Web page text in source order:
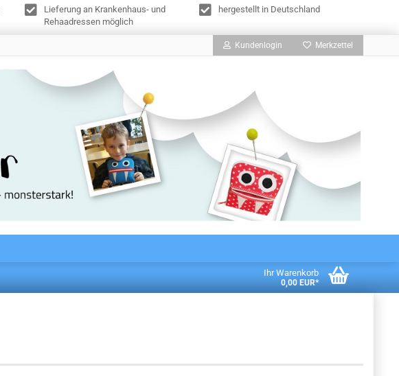
Kundenlogin Merkzettel
Ihr Warenkorb
0,00 EUR*
Lieferung an Krankenhaus- und
Rehaadressen möglich
hergestellt in Deutschland